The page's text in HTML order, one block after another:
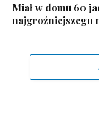
Miał w domu 60
najgroźniejszego